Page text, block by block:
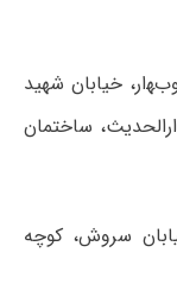
خیابان شهید
ساختمان
سروش، کوچه